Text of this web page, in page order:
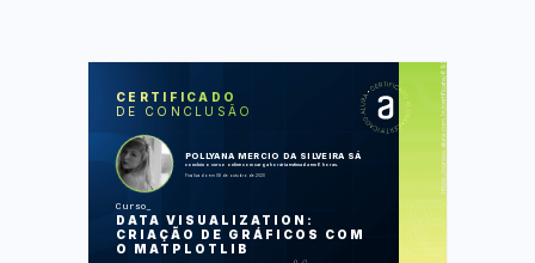
CERTIFICADO
DE CONCLUSÃO
POLLYANA MERCIO DA SILVEIRA SÁ
concluiu o curso online com carga horária estimada em 6 horas.
Finalizado em 08 de outubro de 2020
Curso
DATA VISUALIZATION:
CRIAÇÃO DE GRÁFICOS COM
O MATPLOTLIB
https://cursos.alura.com.br/certificate/69b4c212-0487-4fc5-a9a7-57c38ad8c38e
LAS
Primeiras visualizações
Customizando nossas
Anotações e diversos gráficos
Visualizando dados diferentes